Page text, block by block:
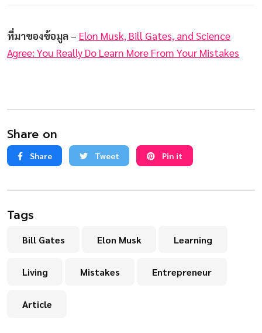
ที่มาของข้อมูล – Elon Musk, Bill Gates, and Science
Agree: You Really Do Learn More From Your Mistakes
Share on
Share Tweet Pin it
Tags
Bill Gates Elon Musk Learning
Living Mistakes Entrepreneur
Article